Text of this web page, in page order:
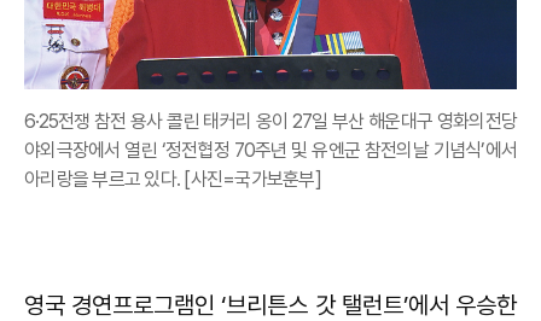
6·25전쟁 참전 용사 콜린 태커리 옹이 27일 부산 해운대구 영화의전당
야외극장에서 열린 ‘정전협정 70주년 및 유엔군 참전의날 기념식’에서
아리랑을 부르고 있다. [사진=국가보훈부]
영국 경연프로그램인 ‘브리튼스 갓 탤런트’에서 우승한